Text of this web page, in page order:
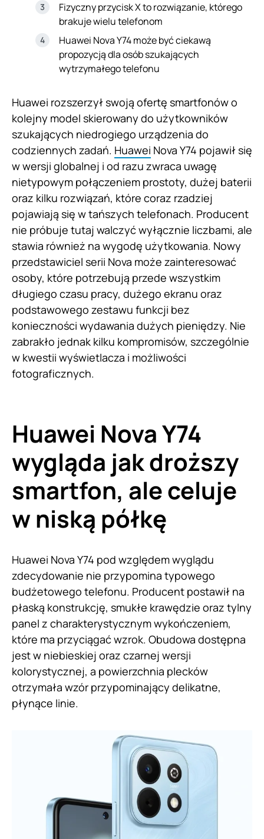
Fizyczny przycisk X to rozwiązanie, którego
brakuje wielu telefonom
Huawei Nova Y74 może być ciekawą
propozycją dla osób szukających
wytrzymałego telefonu
Huawei rozszerzył swoją ofertę smartfonów o
kolejny model skierowany do użytkowników
szukających niedrogiego urządzenia do
codziennych zadań. Huawei Nova Y74 pojawił się
w wersji globalnej i od razu zwraca uwagę
nietypowym połączeniem prostoty, dużej baterii
oraz kilku rozwiązań, które coraz rzadziej
pojawiają się w tańszych telefonach. Producent
nie próbuje tutaj walczyć wyłącznie liczbami, ale
stawia również na wygodę użytkowania. Nowy
przedstawiciel serii Nova może zainteresować
osoby, które potrzebują przede wszystkim
długiego czasu pracy, dużego ekranu oraz
podstawowego zestawu funkcji bez
konieczności wydawania dużych pieniędzy. Nie
zabrakło jednak kilku kompromisów, szczególnie
w kwestii wyświetlacza i możliwości
fotograficznych.
Huawei Nova Y74
wygląda jak droższy
smartfon, ale celuje
w niską półkę
Huawei Nova Y74 pod względem wyglądu
zdecydowanie nie przypomina typowego
budżetowego telefonu. Producent postawił na
płaską konstrukcję, smukłe krawędzie oraz tylny
panel z charakterystycznym wykończeniem,
które ma przyciągać wzrok. Obudowa dostępna
jest w niebieskiej oraz czarnej wersji
kolorystycznej, a powierzchnia plecków
otrzymała wzór przypominający delikatne,
płynące linie.